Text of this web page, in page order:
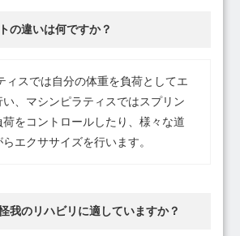
の違いは何ですか？
ィスでは自分の体重を負荷としてエ
、マシンピラティスではスプリン
をコントロールしたり、様々な道
エクササイズを行います。
我のリハビリに適していますか？